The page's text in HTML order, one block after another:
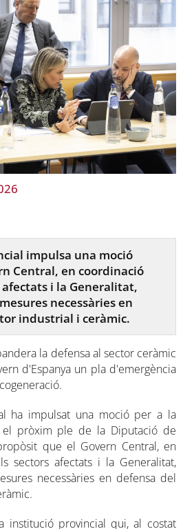
impulsa una moció
Central, en coordinació
i la Generalitat,
necessàries en
industrial i ceràmic.
la defensa al sector ceràmic
d'Espanya un pla d'emergència
ha impulsat una moció per a la
el pròxim ple de la Diputació de
que el Govern Central, en
sectors afectats i la Generalitat,
necessàries en defensa del
institució provincial qui, al costat